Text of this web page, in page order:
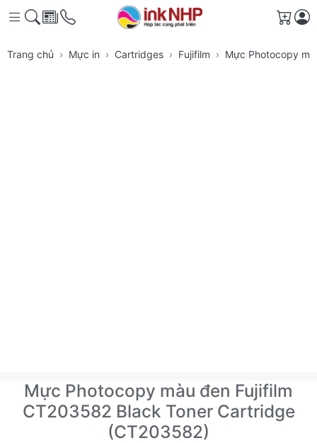
Giỏ
Trang chủ Mực in Cartridges Fujifilm Mực Photocopy
Mực Photocopy màu đen Fujifilm
CT203582 Black Toner Cartridge
(CT203582)